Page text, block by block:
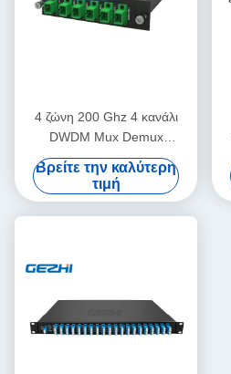
4 ζώνη 200 Ghz 4 κανάλι
DWDM Mux Demux
καναλιών Ο
Βρείτε την καλύτερη
τιμή